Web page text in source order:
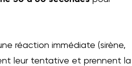
réaction immédiate (sirène,
leur tentative et prennent la